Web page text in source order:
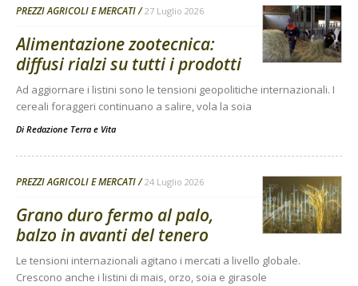
PREZZI AGRICOLI E MERCATI 27 Luglio 2026
Alimentazione zootecnica:
diffusi rialzi su tutti i prodotti
Ad aggiornare i listini sono le tensioni geopolitiche internazionali. I
cereali foraggeri continuano a salire, vola la soia
Di Redazione Terra e Vita
PREZZI AGRICOLI E MERCATI 24 Luglio 2026
Grano duro fermo al palo,
balzo in avanti del tenero
Le tensioni internazionali agitano i mercati a livello globale.
Crescono anche i listini di mais, orzo, soia e girasole